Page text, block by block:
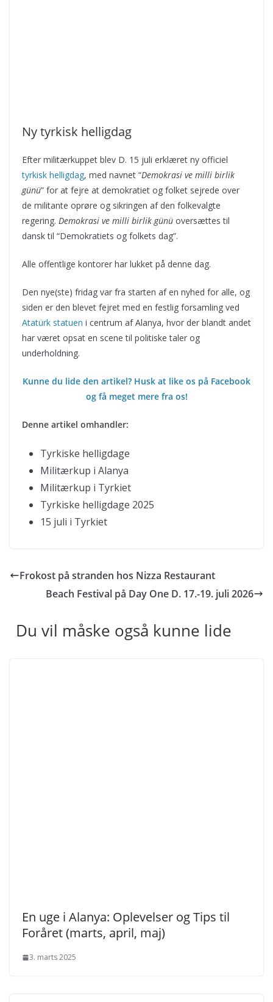
Ny tyrkisk helligdag
Efter militærkuppet blev D. 15 juli erklæret ny officiel
tyrkisk helligdag, med navnet “Demokrasi ve milli birlik
günü” for at fejre at demokratiet og folket sejrede over
de militante oprøre og sikringen af den folkevalgte
regering. Demokrasi ve milli birlik günü oversættes til
dansk til “Demokratiets og folkets dag”.
Alle offentlige kontorer har lukket på denne dag.
Den nye(ste) fridag var fra starten af en nyhed for alle, og
siden er den blevet fejret med en festlig forsamling ved
Atatürk statuen i centrum af Alanya, hvor der blandt andet
har været opsat en scene til politiske taler og
underholdning.
Kunne du lide den artikel? Husk at like os på Facebook
og få meget mere fra os!
Denne artikel omhandler:
Tyrkiske helligdage
Militærkup i Alanya
Militærkup i Tyrkiet
Tyrkiske helligdage 2025
15 juli i Tyrkiet
Frokost på stranden hos Nizza Restaurant
Beach Festival på Day One D. 17.-19. juli 2026
Du vil måske også kunne lide
En uge i Alanya: Oplevelser og Tips til
Foråret (marts, april, maj)
3. marts 2025